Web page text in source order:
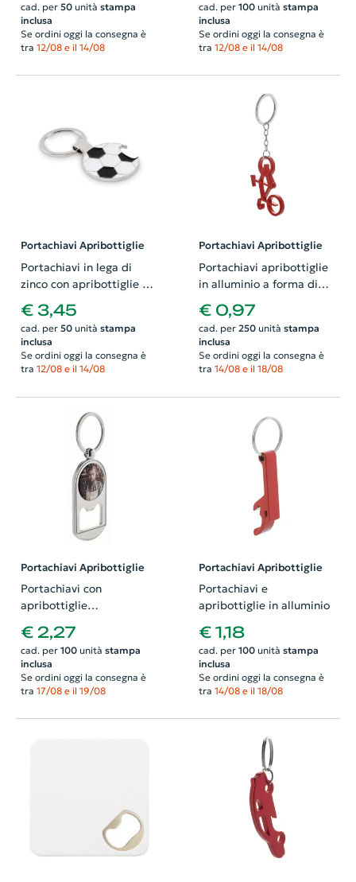
cad. per 50unità stampa
inclusa
Se ordini oggi la consegna è
tra 12/08 e il 14/08
cad. per 100unità stampa
inclusa
Se ordini oggi la consegna è
tra 12/08 e il 14/08
Portachiavi Apribottiglie
Portachiavi in lega di
zinco con apribottiglie a
forma di palla da calcio
€ 3,45
cad. per 50unità stampa
inclusa
Se ordini oggi la consegna è
tra 12/08 e il 14/08
Portachiavi Apribottiglie
Portachiavi apribottiglie
in alluminio a forma di
bicicletta
€ 0,97
cad. per 250unità stampa
inclusa
Se ordini oggi la consegna è
tra 14/08 e il 18/08
Portachiavi Apribottiglie
Portachiavi con
apribottiglie
€ 2,27
cad. per 100unità stampa
inclusa
Se ordini oggi la consegna è
tra 17/08 e il 19/08
Portachiavi Apribottiglie
Portachiavi e
apribottiglie in alluminio
€ 1,18
cad. per 100unità stampa
inclusa
Se ordini oggi la consegna è
tra 14/08 e il 18/08